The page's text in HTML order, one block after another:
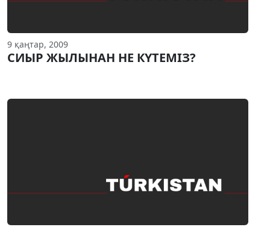
9 қаңтар, 2009
СИЫР ЖЫЛЫНАН НЕ КYТЕМIЗ?